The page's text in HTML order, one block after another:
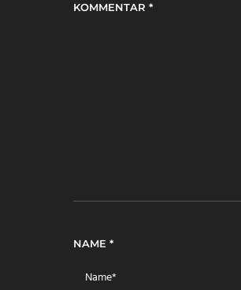
KOMMENTAR *
NAME *